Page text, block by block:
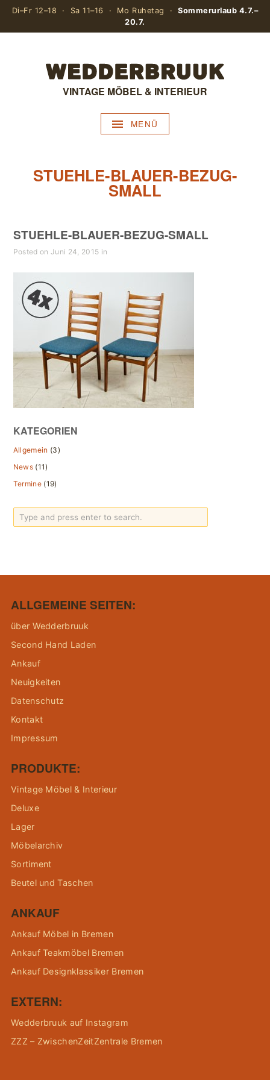
Di–Fr 12–18 · Sa 11–16 · Mo Ruhetag ·Sommerurlaub 4.7.–
20.7.
VINTAGE MÖBEL & INTERIEUR
MENÜ
STUEHLE-BLAUER-BEZUG-
SMALL
STUEHLE-BLAUER-BEZUG-SMALL
Posted on Juni 24, 2015 in
KATEGORIEN
Allgemein (3)
News (11)
Termine (19)
ALLGEMEINE SEITEN:
über Wedderbruuk
Second Hand Laden
Ankauf
Neuigkeiten
Datenschutz
Kontakt
Impressum
PRODUKTE:
Vintage Möbel & Interieur
Deluxe
Lager
Möbelarchiv
Sortiment
Beutel und Taschen
ANKAUF
Ankauf Möbel in Bremen
Ankauf Teakmöbel Bremen
Ankauf Designklassiker Bremen
EXTERN:
Wedderbruuk auf Instagram
ZZZ – ZwischenZeitZentrale Bremen